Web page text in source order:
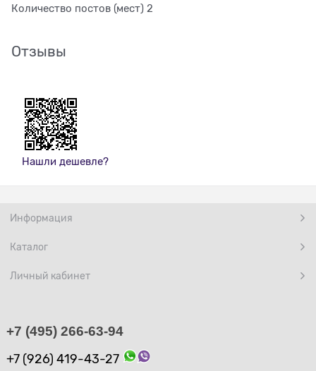
Количество постов (мест) 2
Отзывы
Нашли дешевле?
Информация
Каталог
Личный кабинет
+7 (495) 266-63-94
+7 (926) 419-43-27